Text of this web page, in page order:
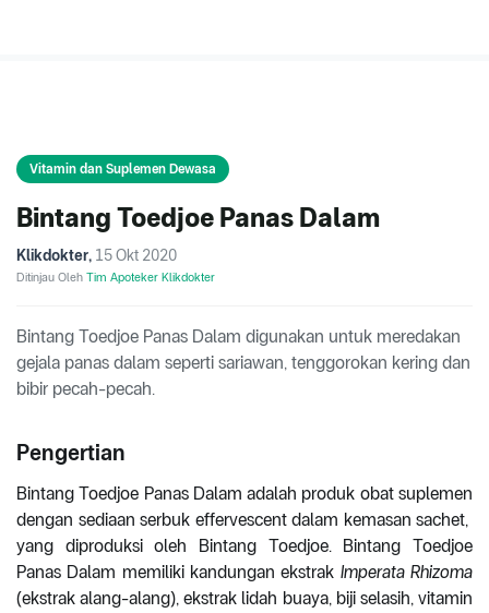
Vitamin dan Suplemen Dewasa
Bintang Toedjoe Panas Dalam
Klikdokter, 15 Okt 2020
Ditinjau Oleh Tim Apoteker Klikdokter
Bintang Toedjoe Panas Dalam digunakan untuk meredakan
gejala panas dalam seperti sariawan, tenggorokan kering dan
bibir pecah-pecah.
Pengertian
Bintang Toedjoe Panas Dalam adalah produk obat suplemen
dengan sediaan serbuk effervescent dalam kemasan sachet,
yang diproduksi oleh Bintang Toedjoe. Bintang Toedjoe
Panas Dalam memiliki kandungan ekstrak Imperata Rhizoma
(ekstrak alang-alang), ekstrak lidah buaya, biji selasih, vitamin